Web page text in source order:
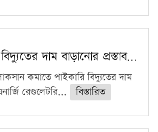
দাম বাড়ানোর প্রস্তাব…
কমাতে পাইকারি বিদ্যুতের দাম
রেগুলেটরি...
বিস্তারিত